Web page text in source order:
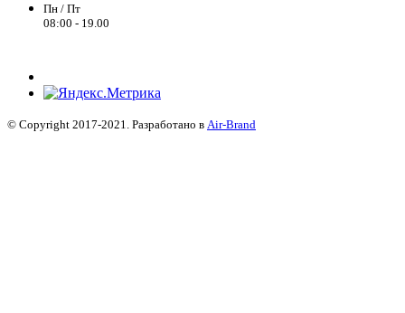
Пн / Пт
08:00 - 19.00
© Copyright 2017-2021. Разработано в Air-Brand